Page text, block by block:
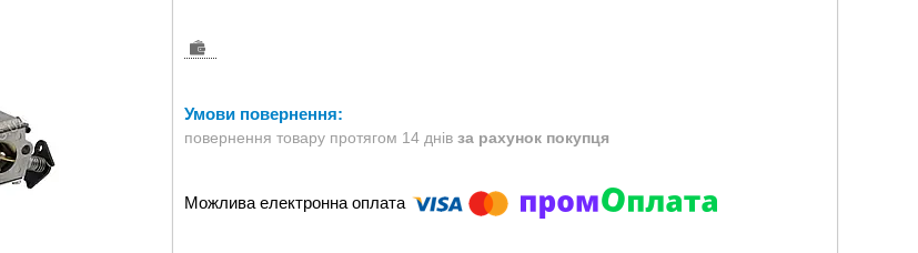
повернення товару протягом 14 днів за рахунок покупця